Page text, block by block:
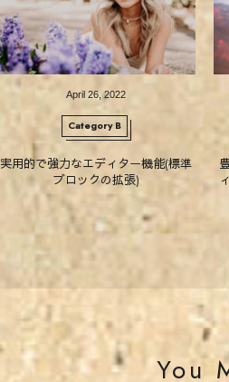
April 26 ,2022
Category B
実用的で強力なエディター機能(標準
ブロックの拡張)
You